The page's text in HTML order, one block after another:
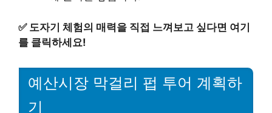
✅ 도자기 체험의 매력을 직접 느껴보고 싶다면 여기
를 클릭하세요!
예산시장 막걸리 펍 투어 계획하
기